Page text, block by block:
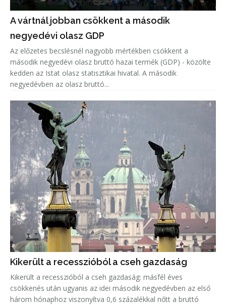
A vártnál jobban csökkent a második
negyedévi olasz GDP
Az előzetes becslésnél nagyobb mértékben csökkent a
második negyedévi olasz bruttó hazai termék (GDP) - közölte
kedden az Istat olasz statisztikai hivatal. A második
negyedévben az olasz bruttó...
Kikerült a recesszióból a cseh gazdaság
Kikerült a recesszióból a cseh gazdaság: másfél éves
csökkenés után ugyanis az idei második negyedévben az első
három hónaphoz viszonyítva 0,6 százalékkal nőtt a bruttó